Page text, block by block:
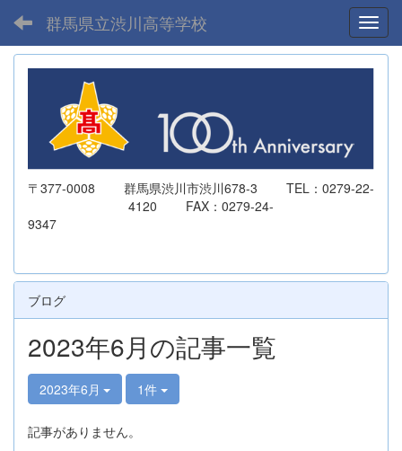
群馬県立渋川高等学校
〒377-0008 群馬県渋川市渋川678-3 TEL：0279-22-
4120 FAX：0279-24-
9347
ブログ
2023年6月の記事一覧
2023年6月 1件
記事がありません。